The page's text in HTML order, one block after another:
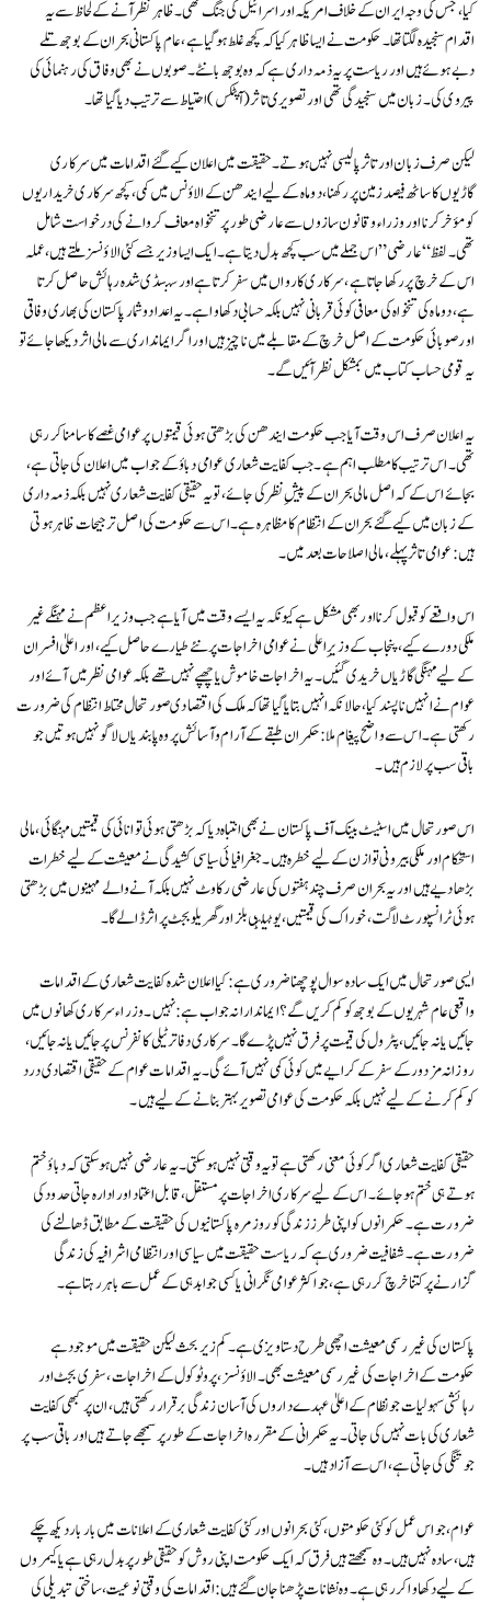
کیا، جس کی وجہ ایران کے خلاف امریکہ اور اسرائیل کی جنگ تھی۔ ظاہر نظر آنے کے لحاظ سے یہ
اقدام سنجیدہ لگتا تھا۔ حکومت نے ایسا ظاہر کیا کہ کچھ غلط ہو گیا ہے، عام پاکستانی بحران کے بوجھ تلے
دبے ہوئے ہیں اور ریاست پر یہ ذمہ داری ہے کہ وہ بوجھ بانٹے۔ صوبوں نے بھی وفاق کی رہنمائی کی
پیروی کی۔ زبان میں سنجیدگی تھی اور تصویری تاثر (آپٹکس) احتیاط سے ترتیب دیا گیا تھا۔
لیکن صرف زبان اور تاثر پالیسی نہیں ہوتے۔ حقیقت میں اعلان کیے گئے اقدامات میں سرکاری
گاڑیوں کا ساٹھ فیصد زمین پر رکھنا، دو ماہ کے لیے ایندھن کے الاؤنس میں کمی، کچھ سرکاری خریداریوں
کو مؤخر کرنا اور وزراء و قانون سازوں سے عارضی طور پر تنخواہ معاف کروانے کی درخواست شامل
تھی۔ لفظ “عارضی” اس جملے میں سب کچھ بدل دیتا ہے۔ ایک ایسا وزیر جسے کئی الاؤنسز ملتے ہیں، عملہ
اس کے خرچ پر رکھا جاتا ہے، سرکاری کارواں میں سفر کرتا ہے اور سبسڈی شدہ رہائش حاصل کرتا
ہے، دو ماہ کی تنخواہ کی معافی کوئی قربانی نہیں بلکہ حسابی دکھاوا ہے۔ یہ اعدادوشمار پاکستان کی بھاری وفاقی
اور صوبائی حکومت کے اصل خرچ کے مقابلے میں ناچیز ہیں اور اگر ایمانداری سے مالی اثر دیکھا جائے تو
یہ قومی حساب کتاب میں بمشکل نظر آئیں گے۔
یہ اعلان صرف اس وقت آیا جب حکومت ایندھن کی بڑھتی ہوئی قیمتوں پر عوامی غصے کا سامنا کر رہی
تھی۔ اس ترتیب کا مطلب اہم ہے۔ جب کفایت شعاری عوامی دباؤ کے جواب میں اعلان کی جاتی ہے،
بجائے اس کے کہ اصل مالی بحران کے پیشِ نظر کی جائے، تو یہ حقیقی کفایت شعاری نہیں بلکہ ذمہ داری
کے زبان میں کیے گئے بحران کے انتظام کا مظاہرہ ہے۔ اس سے حکومت کی اصل ترجیحات ظاہر ہوتی
ہیں: عوامی تاثر پہلے، مالی اصلاحات بعد میں۔
اس واقعے کو قبول کرنا اور بھی مشکل ہے کیونکہ یہ ایسے وقت میں آیا ہے جب وزیراعظم نے مہنگے غیر
ملکی دورے کیے، پنجاب کے وزیرِ اعلی نے عوامی اخراجات پر نئے طیارے حاصل کیے، اور اعلیٰ افسران
کے لیے مہنگی گاڑیاں خریدی گئیں۔ یہ اخراجات خاموش یا چھپے نہیں تھے بلکہ عوامی نظر میں آئے اور
عوام نے انہیں ناپسند کیا، حالانکہ انہیں بتایا گیا تھا کہ ملک کی اقتصادی صورتحال محتاط انتظام کی ضرورت
رکھتی ہے۔ اس سے واضح پیغام ملا: حکمران طبقے کے آرام و آسائش پر وہ پابندیاں لاگو نہیں ہوتیں جو
باقی سب پر لازم ہیں۔
اس صورتحال میں اسٹیٹ بینک آف پاکستان نے بھی انتباہ دیا کہ بڑھتی ہوئی توانائی کی قیمتیں مہنگائی، مالی
استحکام اور ملکی بیرونی توازن کے لیے خطرہ ہیں۔ جغرافیائی سیاسی کشیدگی نے معیشت کے لیے خطرات
بڑھا دیے ہیں اور یہ بحران صرف چند ہفتوں کی عارضی رکاوٹ نہیں بلکہ آنے والے مہینوں میں بڑھتی
ہوئی ٹرانسپورٹ لاگت، خوراک کی قیمتیں، یوٹیلٹی بلز اور گھریلو بجٹ پر اثر ڈالے گا۔
ایسی صورتحال میں ایک سادہ سوال پوچھنا ضروری ہے: کیا اعلان شدہ کفایت شعاری کے اقدامات
واقعی عام شہریوں کے بوجھ کو کم کریں گے؟ ایماندارانہ جواب ہے: نہیں۔ وزراء سرکاری کھانوں میں
جائیں یا نہ جائیں، پٹرول کی قیمت پر فرق نہیں پڑے گا۔ سرکاری دفاتر ٹیلی کانفرنس پر جائیں یا نہ جائیں،
روزانہ مزدور کے سفر کے کرایے میں کوئی کمی نہیں آئے گی۔ یہ اقدامات عوام کے حقیقی اقتصادی درد
کو کم کرنے کے لیے نہیں بلکہ حکومت کی عوامی تصویر بہتر بنانے کے لیے ہیں۔
حقیقی کفایت شعاری اگر کوئی معنی رکھتی ہے تو یہ وقتی نہیں ہو سکتی۔ یہ عارضی نہیں ہو سکتی کہ دباؤ ختم
ہوتے ہی ختم ہو جائے۔ اس کے لیے سرکاری اخراجات پر مستقل، قابل اعتماد اور ادارہ جاتی حدود کی
ضرورت ہے۔ حکمرانوں کو اپنی طرز زندگی کو روزمرہ پاکستانیوں کی حقیقت کے مطابق ڈھالنے کی
ضرورت ہے۔ شفافیت ضروری ہے کہ ریاست حقیقت میں سیاسی اور انتظامی اشرافیہ کی زندگی
گزارنے پر کتنا خرچ کر رہی ہے، جو اکثر عوامی نگرانی یا کسی جوابدہی کے عمل سے باہر رہتا ہے۔
پاکستان کی غیر رسمی معیشت اچھی طرح دستاویزی ہے۔ کم زیر بحث لیکن حقیقت میں موجود ہے
حکومت کے اخراجات کی غیر رسمی معیشت بھی۔ الاؤنسز، پروٹوکول کے اخراجات، سفری بجٹ اور
رہائشی سہولیات جو نظام کے اعلیٰ عہدے داروں کی آسان زندگی برقرار رکھتی ہیں، ان پر کبھی کفایت
شعاری کی بات نہیں کی جاتی۔ یہ حکمرانی کے مقررہ اخراجات کے طور پر سمجھے جاتے ہیں اور باقی سب پر
جو تنگی کی جاتی ہے، اس سے آزاد ہیں۔
عوام، جو اس عمل کو کئی حکومتوں، کئی بحرانوں اور کئی کفایت شعاری کے اعلانات میں بار بار دیکھ چکے
ہیں، سادہ نہیں ہیں۔ وہ سمجھتے ہیں فرق کہ ایک حکومت اپنی روش کو حقیقی طور پر بدل رہی ہے یا کیمروں
کے لیے دکھاوا کر رہی ہے۔ وہ نشانات پڑھنا جان گئے ہیں: اقدامات کی وقتی نوعیت، ساختی تبدیلی کی